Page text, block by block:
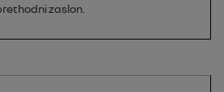
zaslon.